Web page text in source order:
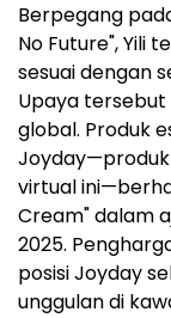
Berpegang
No Future", Yili
sesuai dengan
Upaya
global. Produk
virtual
Cream" dalam
2025.
posisi Joyday
unggulan di